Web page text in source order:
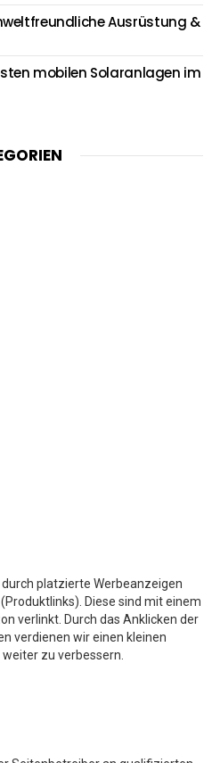
Ausrüstung &
mobilen Solaranlagen im
platzierte Werbeanzeigen
Diese sind mit einem
verlinkt. Durch das Anklicken der
verdienen wir einen kleinen
zu verbessern.